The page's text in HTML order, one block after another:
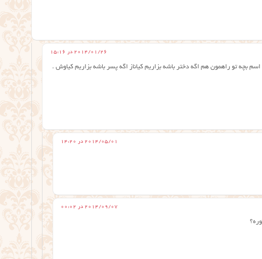
2014/01/26 در 15:16
تو راهمون هم اگه دختر باشه بزاریم کیاناز اگه پسر باشه بزاریم کیاوش .
2014/05/01 در 14:20
2014/09/07 در 00:02